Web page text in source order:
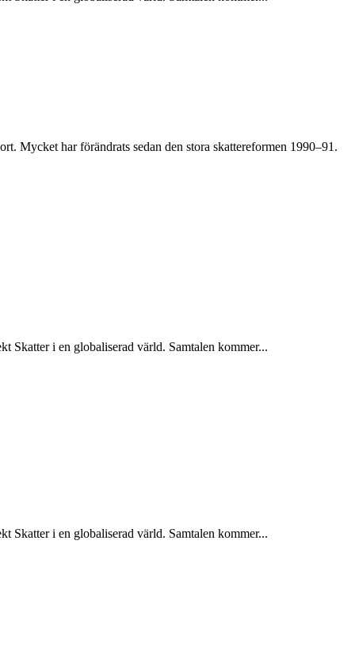
Mycket har förändrats sedan den stora skattereformen 1990–91.
Skatter i en globaliserad värld. Samtalen kommer...
Skatter i en globaliserad värld. Samtalen kommer...